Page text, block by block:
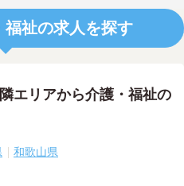
祉の求人を探す
エリアから介護・福祉の
和歌山県